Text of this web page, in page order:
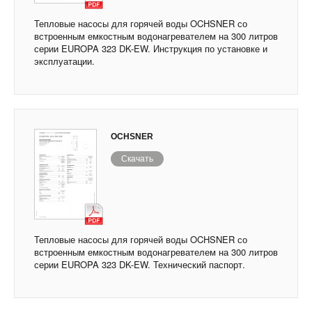
Тепловые насосы для горячей воды OCHSNER со
встроенным емкостным водонагревателем на 300 литров
серии EUROPA 323 DK-EW. Инструкция по установке и
эксплуатации.
OCHSNER
Скачать
Тепловые насосы для горячей воды OCHSNER со
встроенным емкостным водонагревателем на 300 литров
серии EUROPA 323 DK-EW. Технический паспорт.